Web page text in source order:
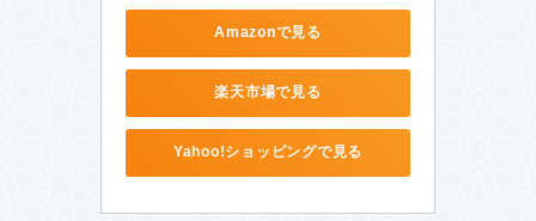
Amazonで見る
楽天市場で見る
Yahoo!ショッピングで見る